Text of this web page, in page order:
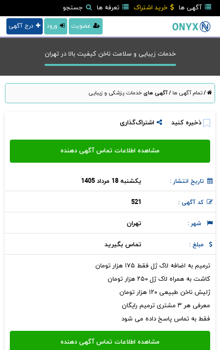
آگهی ها خرید اشتراک تعرفه ها جستجو
درج آگهی ورود عضویت
خدمات زیبایی و سلامت ناخن کیفیت بالا در تهران
/تمام آگهی ها /آگهی هایخدمات پزشکی و زیبایی
ذخیره کنید اشتراک‌گذاری
تاریخ انتشار : یکشنبه 18 مرداد 1405
کد آگهی : 521
شهر : تهران
مبلغ : تماس بگیرید
ترمیم به اضافه لاک ژل فقط ۱۷۵ هزار تومان
کاشت به همراه لاک ژل ۲۵۰ هزار تومان
ژلیش ناخن طبیعی ۱۲۰ هزار تومان
معرفی هر ۳ مشتری ترمیم رایگان
فقط به تماس پاسخ داده می شود